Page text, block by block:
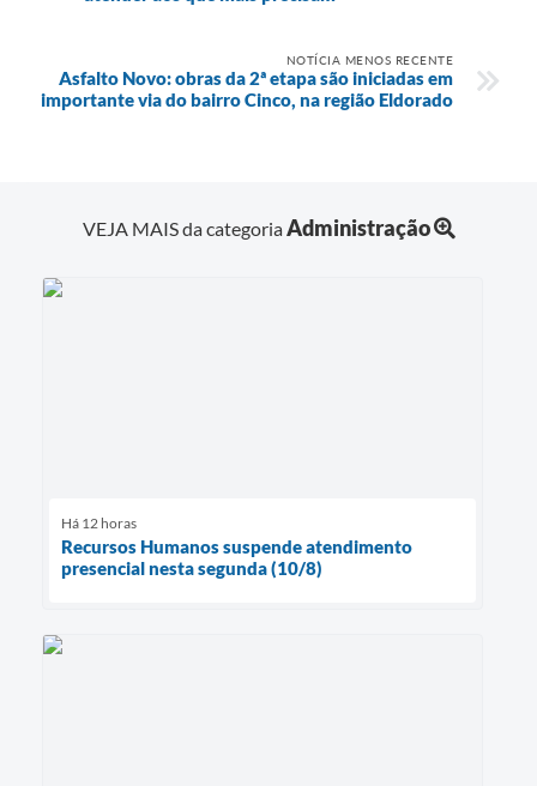
NOTÍCIA MENOS RECENTE
Asfalto Novo: obras da 2ª etapa são iniciadas em
importante via do bairro Cinco, na região Eldorado
VEJA MAIS da categoriaAdministração
Há 12 horas
Recursos Humanos suspende atendimento
presencial nesta segunda (10/8)